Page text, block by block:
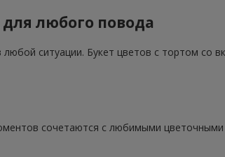
любого повода
ситуации. Букет цветов с тортом со
сочетаются с любимыми